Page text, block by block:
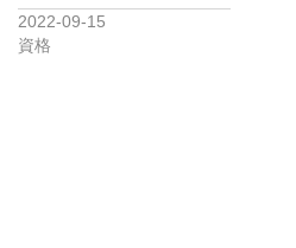
2022-09-15
資格